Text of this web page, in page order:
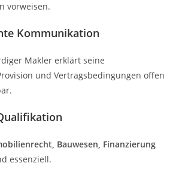
vorweisen.
Kommunikation
Makler erklärt seine
und Vertragsbedingungen offen
Bauwesen, Finanzierung
essenziell.